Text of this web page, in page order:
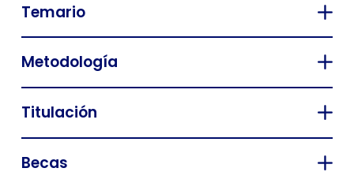
Temario
Metodología
Titulación
Becas